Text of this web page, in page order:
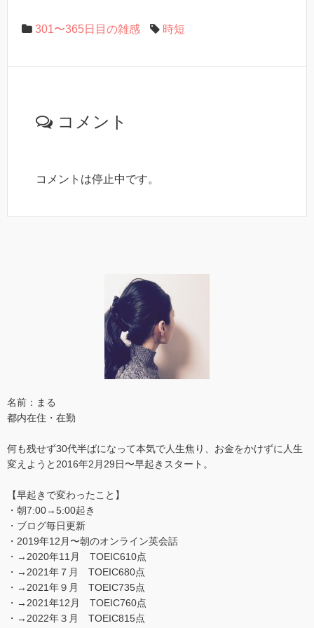
301〜365日目の雑感 時短
コメント
コメントは停止中です。
名前：まる
都内在住・在勤
何も残せず30代半ばになって本気で人生焦り、お金をかけずに人生
変えようと2016年2月29日〜早起きスタート。
【早起きで変わったこと】
・朝7:00→5:00起き
・ブログ毎日更新
・2019年12月〜朝のオンライン英会話
・→2020年11月 TOEIC610点
・→2021年７月 TOEIC680点
・→2021年９月 TOEIC735点
・→2021年12月 TOEIC760点
・→2022年３月 TOEIC815点